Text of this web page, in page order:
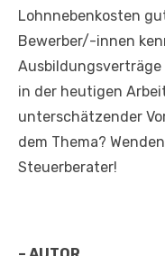
Lohnnebenkosten
Bewerber/-innen
Ausbildungsverträge
in der heutigen
unterschätzender
dem Thema?
Steuerberater!